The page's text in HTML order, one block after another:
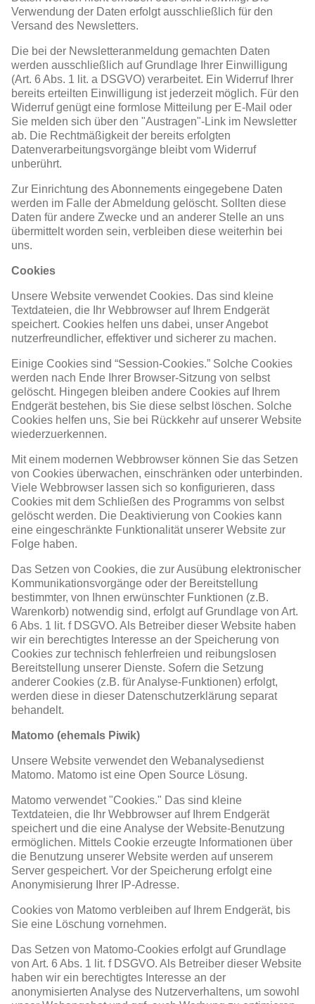
Verwendung der Daten erfolgt ausschließlich für den
Versand des Newsletters.
Die bei der Newsletteranmeldung gemachten Daten
werden ausschließlich auf Grundlage Ihrer Einwilligung
(Art. 6 Abs. 1 lit. a DSGVO) verarbeitet. Ein Widerruf Ihrer
bereits erteilten Einwilligung ist jederzeit möglich. Für den
Widerruf genügt eine formlose Mitteilung per E-Mail oder
Sie melden sich über den "Austragen"-Link im Newsletter
ab. Die Rechtmäßigkeit der bereits erfolgten
Datenverarbeitungsvorgänge bleibt vom Widerruf
unberührt.
Zur Einrichtung des Abonnements eingegebene Daten
werden im Falle der Abmeldung gelöscht. Sollten diese
Daten für andere Zwecke und an anderer Stelle an uns
übermittelt worden sein, verbleiben diese weiterhin bei
uns.
Cookies
Unsere Website verwendet Cookies. Das sind kleine
Textdateien, die Ihr Webbrowser auf Ihrem Endgerät
speichert. Cookies helfen uns dabei, unser Angebot
nutzerfreundlicher, effektiver und sicherer zu machen.
Einige Cookies sind “Session-Cookies.” Solche Cookies
werden nach Ende Ihrer Browser-Sitzung von selbst
gelöscht. Hingegen bleiben andere Cookies auf Ihrem
Endgerät bestehen, bis Sie diese selbst löschen. Solche
Cookies helfen uns, Sie bei Rückkehr auf unserer Website
wiederzuerkennen.
Mit einem modernen Webbrowser können Sie das Setzen
von Cookies überwachen, einschränken oder unterbinden.
Viele Webbrowser lassen sich so konfigurieren, dass
Cookies mit dem Schließen des Programms von selbst
gelöscht werden. Die Deaktivierung von Cookies kann
eine eingeschränkte Funktionalität unserer Website zur
Folge haben.
Das Setzen von Cookies, die zur Ausübung elektronischer
Kommunikationsvorgänge oder der Bereitstellung
bestimmter, von Ihnen erwünschter Funktionen (z.B.
Warenkorb) notwendig sind, erfolgt auf Grundlage von Art.
6 Abs. 1 lit. f DSGVO. Als Betreiber dieser Website haben
wir ein berechtigtes Interesse an der Speicherung von
Cookies zur technisch fehlerfreien und reibungslosen
Bereitstellung unserer Dienste. Sofern die Setzung
anderer Cookies (z.B. für Analyse-Funktionen) erfolgt,
werden diese in dieser Datenschutzerklärung separat
behandelt.
Matomo (ehemals Piwik)
Unsere Website verwendet den Webanalysedienst
Matomo. Matomo ist eine Open Source Lösung.
Matomo verwendet "Cookies." Das sind kleine
Textdateien, die Ihr Webbrowser auf Ihrem Endgerät
speichert und die eine Analyse der Website-Benutzung
ermöglichen. Mittels Cookie erzeugte Informationen über
die Benutzung unserer Website werden auf unserem
Server gespeichert. Vor der Speicherung erfolgt eine
Anonymisierung Ihrer IP-Adresse.
Cookies von Matomo verbleiben auf Ihrem Endgerät, bis
Sie eine Löschung vornehmen.
Das Setzen von Matomo-Cookies erfolgt auf Grundlage
von Art. 6 Abs. 1 lit. f DSGVO. Als Betreiber dieser Website
haben wir ein berechtigtes Interesse an der
anonymisierten Analyse des Nutzerverhaltens, um sowohl